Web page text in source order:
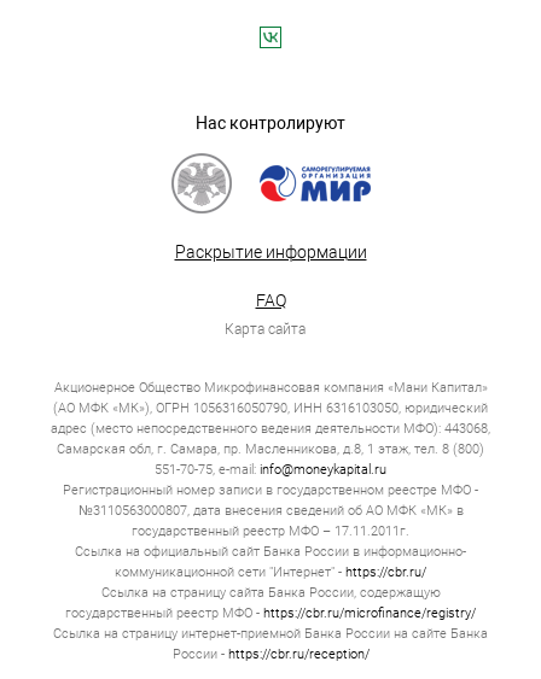
Нас контролируют
Раскрытие информации
FAQ
Карта сайта
Акционерное Общество Микрофинансовая компания «Мани Капитал»
(АО МФК «МК»), ОГРН 1056316050790, ИНН 6316103050, юридический
адрес (место непосредственного ведения деятельности МФО): 443068,
Самарская обл, г. Самара, пр. Масленникова, д.8, 1 этаж, тел. 8 (800)
551-70-75, e-mail: info@moneykapital.ru
Регистрационный номер записи в государственном реестре МФО -
№3110563000807, дата внесения сведений об АО МФК «МК» в
государственный реестр МФО – 17.11.2011г.
Ссылка на официальный сайт Банка России в информационно-
коммуникационной сети "Интернет" - https://cbr.ru/
Ссылка на страницу сайта Банка России, содержащую
государственный реестр МФО - https://cbr.ru/microfinance/registry/
Ссылка на страницу интернет-приемной Банка России на сайте Банка
России - https://cbr.ru/reception/